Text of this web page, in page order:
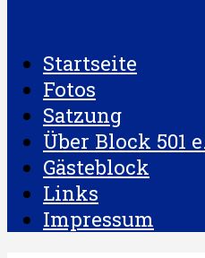
Startseite
Fotos
Satzung
Über Block 501
Gästeblock
Links
Impressum